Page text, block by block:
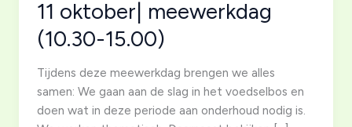
11 oktober| meewerkdag
(10.30-15.00)
Tijdens deze meewerkdag brengen we alles
samen: We gaan aan de slag in het voedselbos en
doen wat in deze periode aan onderhoud nodig is.